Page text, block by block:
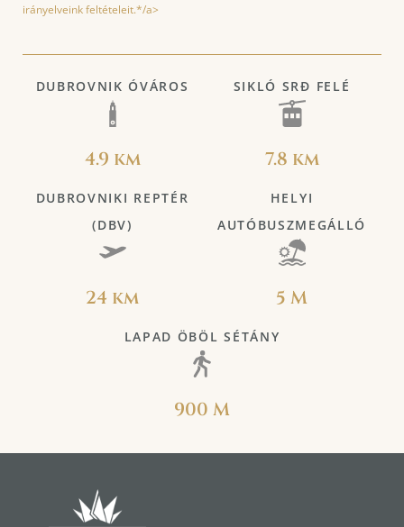
irányelveink feltételeit.*/a>
DUBROVNIK ÓVÁROS
4.9 km
SIKLÓ SRĐ FELÉ
7.8 km
DUBROVNIKI REPTÉR
(DBV)
24 km
HELYI
AUTÓBUSZMEGÁLLÓ
5 M
LAPAD ÖBÖL SÉTÁNY
900 M